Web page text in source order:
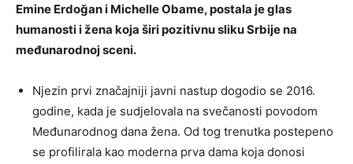
Emine Erdoğan i Michelle Obame, postala je glas
humanosti i žena koja širi pozitivnu sliku Srbije na
međunarodnoj sceni.
Njezin prvi značajniji javni nastup dogodio se 2016.
godine, kada je sudjelovala na svečanosti povodom
Međunarodnog dana žena. Od tog trenutka postepeno
se profilirala kao moderna prva dama koja donosi